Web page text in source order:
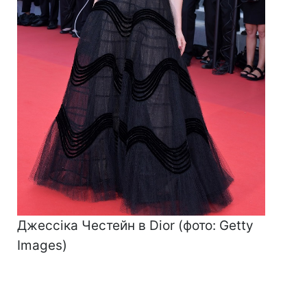
Джессіка Честейн в Dior (фото: Getty
Images)